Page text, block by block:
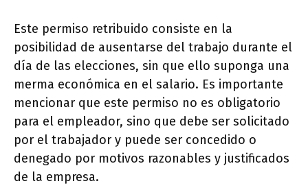
Este permiso retribuido consiste en la
posibilidad de ausentarse del trabajo durante el
día de las elecciones, sin que ello suponga una
merma económica en el salario. Es importante
mencionar que este permiso no es obligatorio
para el empleador, sino que debe ser solicitado
por el trabajador y puede ser concedido o
denegado por motivos razonables y justificados
de la empresa.